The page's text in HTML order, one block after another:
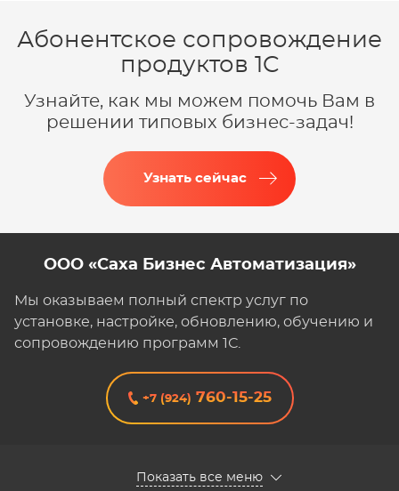
Абонентское сопровождение
продуктов 1C
Узнайте, как мы можем помочь Вам в
решении типовых бизнес-задач!
Узнать сейчас
ООО «Саха Бизнес Автоматизация»
Мы оказываем полный спектр услуг по
установке, настройке, обновлению, обучению и
сопровождению программ 1С.
+7 (924) 760-15-25
Показать все меню